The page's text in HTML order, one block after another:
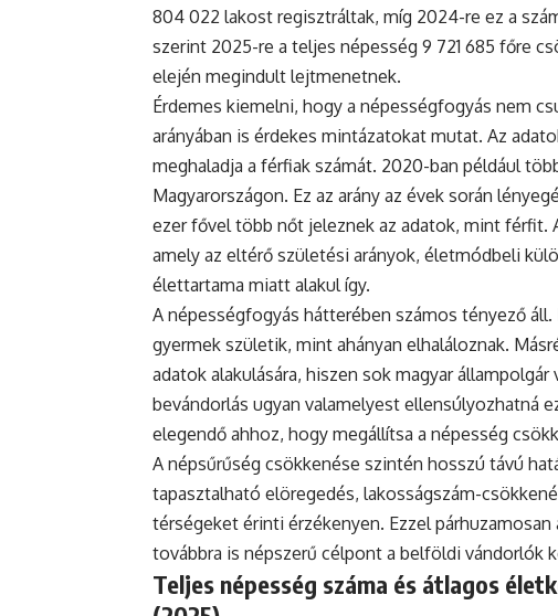
804 022 lakost regisztráltak, míg 2024-re ez a
szerint 2025-re a teljes népesség 9 721 685 főre
elején megindult lejtmenetnek.
Érdemes kiemelni, hogy a népességfogyás nem
arányában is érdekes mintázatokat mutat. Az
meghaladja a férfiak számát. 2020-ban például
Magyarországon. Ez az arány az évek során
ezer fővel több nőt jeleznek az adatok, mint
amely az eltérő születési arányok, életmódbeli
élettartama miatt alakul így.
A népességfogyás hátterében számos tényező
gyermek születik, mint ahányan elhaláloznak.
adatok alakulására, hiszen sok magyar
bevándorlás ugyan valamelyest ellensúlyozhatná
elegendő ahhoz, hogy megállítsa a népesség
A népsűrűség csökkenése szintén hosszú távú
tapasztalható elöregedés, lakosságszám-
térségeket érinti érzékenyen. Ezzel
továbbra is népszerű célpont a belföldi vándorlók
Teljes népesség száma és átlagos